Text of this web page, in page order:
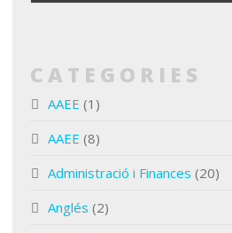
CATEGORIES
AAEE (1)
AAEE (8)
Administració i Finances (20)
Anglés (2)